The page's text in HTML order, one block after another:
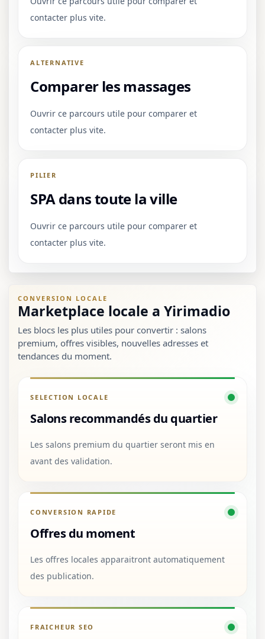
contacter plus vite.
ALTERNATIVE
Comparer les massages
Ouvrir ce parcours utile pour comparer et
contacter plus vite.
PILIER
SPA dans toute la ville
Ouvrir ce parcours utile pour comparer et
contacter plus vite.
CONVERSION LOCALE
Marketplace locale a Yirimadio
Les blocs les plus utiles pour convertir : salons
premium, offres visibles, nouvelles adresses et
tendances du moment.
SELECTION LOCALE
Salons recommandés du quartier
Les salons premium du quartier seront mis en
avant des validation.
CONVERSION RAPIDE
Offres du moment
Les offres locales apparaitront automatiquement
des publication.
FRAICHEUR SEO